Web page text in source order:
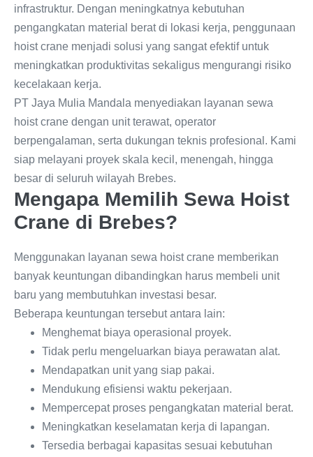
infrastruktur. Dengan meningkatnya kebutuhan
pengangkatan material berat di lokasi kerja, penggunaan
hoist crane menjadi solusi yang sangat efektif untuk
meningkatkan produktivitas sekaligus mengurangi risiko
kecelakaan kerja.
PT Jaya Mulia Mandala menyediakan layanan sewa
hoist crane dengan unit terawat, operator
berpengalaman, serta dukungan teknis profesional. Kami
siap melayani proyek skala kecil, menengah, hingga
besar di seluruh wilayah Brebes.
Mengapa Memilih Sewa Hoist
Crane di Brebes?
Menggunakan layanan sewa hoist crane memberikan
banyak keuntungan dibandingkan harus membeli unit
baru yang membutuhkan investasi besar.
Beberapa keuntungan tersebut antara lain:
Menghemat biaya operasional proyek.
Tidak perlu mengeluarkan biaya perawatan alat.
Mendapatkan unit yang siap pakai.
Mendukung efisiensi waktu pekerjaan.
Mempercepat proses pengangkatan material berat.
Meningkatkan keselamatan kerja di lapangan.
Tersedia berbagai kapasitas sesuai kebutuhan